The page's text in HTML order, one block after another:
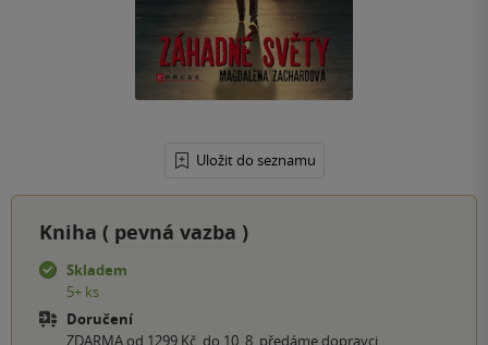
Uložit do seznamu
Kniha ( pevná vazba )
Skladem
5+ ks
Doručení
ZDARMA od 1299 Kč, do 10. 8. předáme dopravci